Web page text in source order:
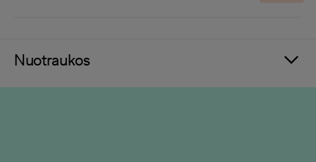
Nuotraukos